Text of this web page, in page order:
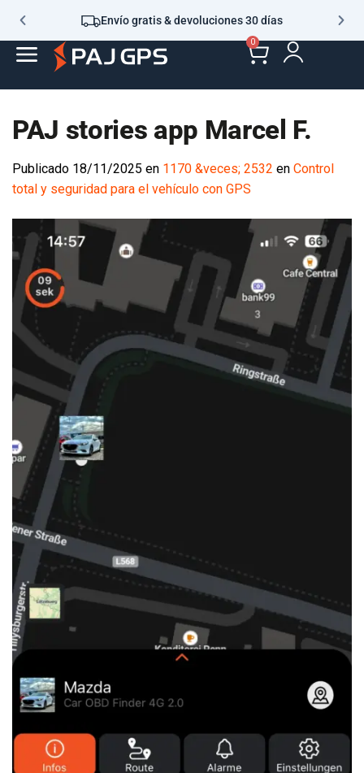
Envío gratis & devoluciones 30 días
0
PAJ stories app Marcel F.
Publicado 18/11/2025 en 1170 &veces; 2532 en Control
total y seguridad para el vehículo con GPS